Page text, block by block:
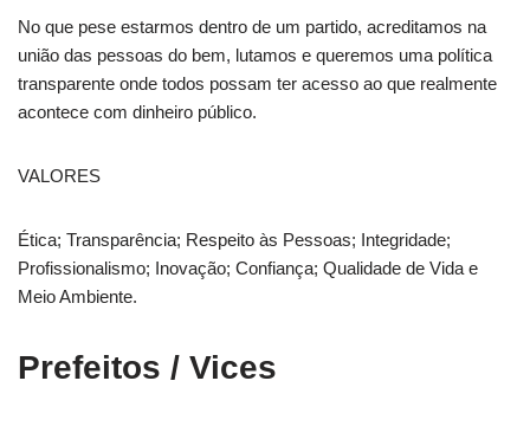
No que pese estarmos dentro de um partido, acreditamos na
união das pessoas do bem, lutamos e queremos uma política
transparente onde todos possam ter acesso ao que realmente
acontece com dinheiro público.
VALORES
Ética; Transparência; Respeito às Pessoas; Integridade;
Profissionalismo; Inovação; Confiança; Qualidade de Vida e
Meio Ambiente.
Prefeitos / Vices